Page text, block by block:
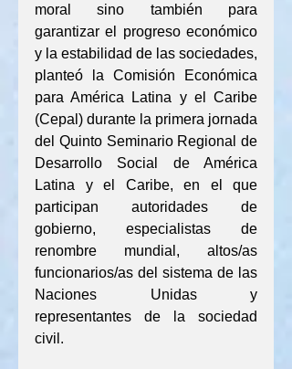
moral sino también para
garantizar el progreso económico
y la estabilidad de las sociedades,
planteó la Comisión Económica
para América Latina y el Caribe
(Cepal) durante la primera jornada
del Quinto Seminario Regional de
Desarrollo Social de América
Latina y el Caribe, en el que
participan autoridades de
gobierno, especialistas de
renombre mundial, altos/as
funcionarios/as del sistema de las
Naciones Unidas y
representantes de la sociedad
civil.